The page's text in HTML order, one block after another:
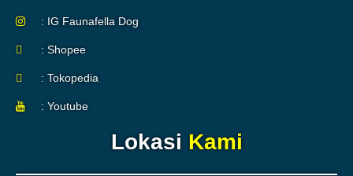
: IG Faunafella Dog
: Shopee
: Tokopedia
: Youtube
Lokasi Kami